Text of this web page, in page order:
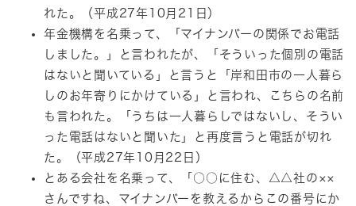
れた。（平成27年10月21日）
年金機構を名乗って、「マイナンバーの関係でお電話
しました。」と言われたが、「そういった個別の電話
はないと聞いている」と言うと「岸和田市の一人暮ら
しのお年寄りにかけている」と言われ、こちらの名前
も言われた。「うちは一人暮らしではないし、そうい
った電話はないと聞いた」と再度言うと電話が切れ
た。（平成27年10月22日）
とある会社を名乗って、「○○に住む、△△社の××
さんですね、マイナンバーを教えるからこの番号にか